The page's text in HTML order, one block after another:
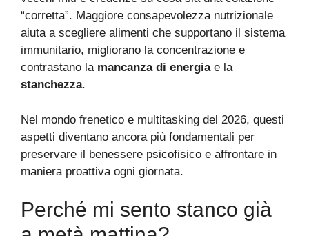
“corretta”. Maggiore consapevolezza nutrizionale
aiuta a scegliere alimenti che supportano il sistema
immunitario, migliorano la concentrazione e
contrastano la mancanza di energiae la
stanchezza.
Nel mondo frenetico e multitasking del 2026, questi
aspetti diventano ancora più fondamentali per
preservare il benessere psicofisico e affrontare in
maniera proattiva ogni giornata.
Perché mi sento stanco già